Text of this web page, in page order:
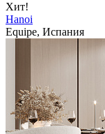
Хит!
Hanoi
Equipe, Испания